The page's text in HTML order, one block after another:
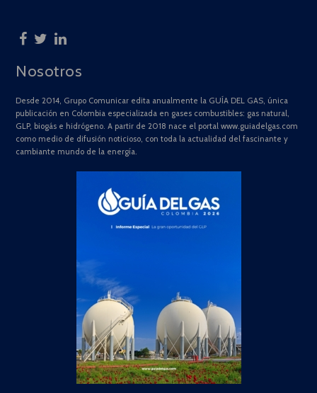
Nosotros
Desde 2014, Grupo Comunicar edita anualmente la GUÍA DEL GAS, única
publicación en Colombia especializada en gases combustibles: gas natural,
GLP, biogás e hidrógeno. A partir de 2018 nace el portal www.guiadelgas.com
como medio de difusión noticioso, con toda la actualidad del fascinante y
cambiante mundo de la energía.